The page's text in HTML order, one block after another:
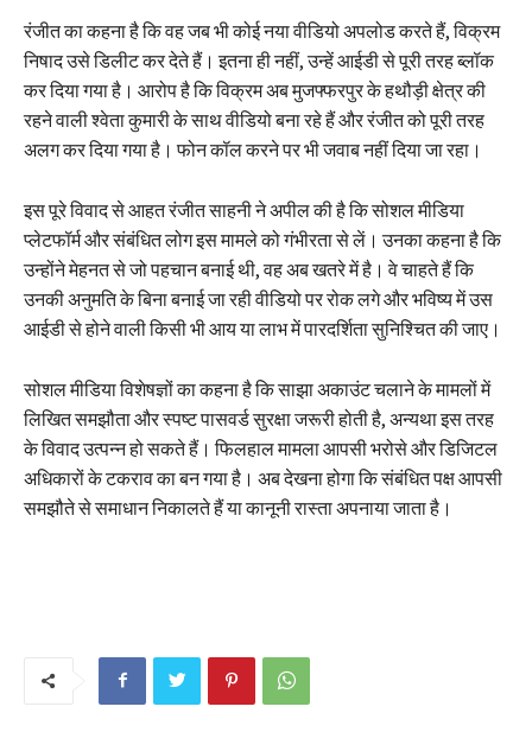
रंजीत का कहना है कि वह जब भी कोई नया वीडियो अपलोड करते हैं, विक्रम
निषाद उसे डिलीट कर देते हैं। इतना ही नहीं, उन्हें आईडी से पूरी तरह ब्लॉक
कर दिया गया है। आरोप है कि विक्रम अब मुजफ्फरपुर के हथौड़ी क्षेत्र की
रहने वाली श्वेता कुमारी के साथ वीडियो बना रहे हैं और रंजीत को पूरी तरह
अलग कर दिया गया है। फोन कॉल करने पर भी जवाब नहीं दिया जा रहा।
इस पूरे विवाद से आहत रंजीत साहनी ने अपील की है कि सोशल मीडिया
प्लेटफॉर्म और संबंधित लोग इस मामले को गंभीरता से लें। उनका कहना है कि
उन्होंने मेहनत से जो पहचान बनाई थी, वह अब खतरे में है। वे चाहते हैं कि
उनकी अनुमति के बिना बनाई जा रही वीडियो पर रोक लगे और भविष्य में उस
आईडी से होने वाली किसी भी आय या लाभ में पारदर्शिता सुनिश्चित की जाए।
सोशल मीडिया विशेषज्ञों का कहना है कि साझा अकाउंट चलाने के मामलों में
लिखित समझौता और स्पष्ट पासवर्ड सुरक्षा जरूरी होती है, अन्यथा इस तरह
के विवाद उत्पन्न हो सकते हैं। फिलहाल मामला आपसी भरोसे और डिजिटल
अधिकारों के टकराव का बन गया है। अब देखना होगा कि संबंधित पक्ष आपसी
समझौते से समाधान निकालते हैं या कानूनी रास्ता अपनाया जाता है।